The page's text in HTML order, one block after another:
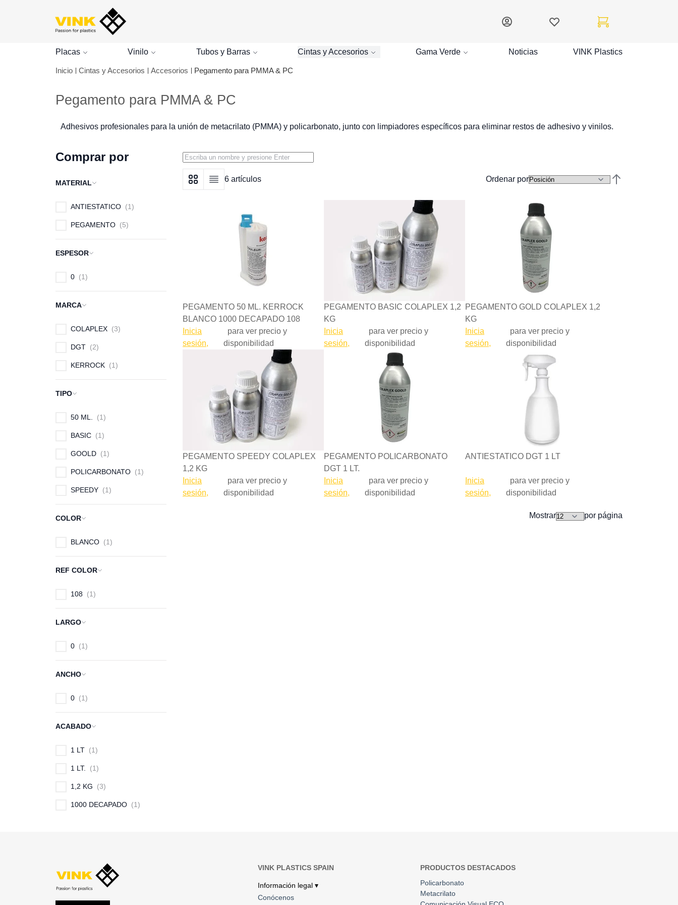
Lista de deseos
Mi cuenta Mi carrito
Placas Vinilo Tubos y Barras Cintas y Accesorios Gama Verde Noticias VINK Plastics
Inicio Cintas y Accesorios Accesorios Pegamento para PMMA & PC
Pegamento para PMMA & PC
Adhesivos profesionales para la unión de metacrilato (PMMA) y policarbonato, junto con limpiadores específicos para eliminar restos de adhesivo y vinilos.
Comprar por
MATERIAL
ANTIESTATICO 1
PEGAMENTO 5
ESPESOR
0 1
MARCA
COLAPLEX 3
DGT 2
KERROCK 1
TIPO
50 ML. 1
BASIC 1
GOOLD 1
POLICARBONATO 1
SPEEDY 1
COLOR
BLANCO 1
REF COLOR
108 1
LARGO
0 1
ANCHO
0 1
ACABADO
1 LT 1
1 LT. 1
1,2 KG 3
1000 DECAPADO 1
Ver como
Grid Lista
6 artículos
Ordenar por
PEGAMENTO 50 ML. KERROCK
BLANCO 1000 DECAPADO 108
Inicia
sesión,
para ver precio y
disponibilidad
PEGAMENTO BASIC COLAPLEX 1,2
KG
Inicia
sesión,
para ver precio y
disponibilidad
PEGAMENTO GOLD COLAPLEX 1,2
KG
Inicia
sesión,
para ver precio y
disponibilidad
PEGAMENTO SPEEDY COLAPLEX
1,2 KG
Inicia
sesión,
para ver precio y
disponibilidad
PEGAMENTO POLICARBONATO
DGT 1 LT.
Inicia
sesión,
para ver precio y
disponibilidad
ANTIESTATICO DGT 1 LT
Inicia
sesión,
para ver precio y
disponibilidad
Mostrar por página
VINK PLASTICS SPAIN
Información legal ▾
Conócenos
PRODUCTOS DESTACADOS
Policarbonato
Metacrilato